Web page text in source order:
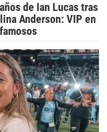
de Ian Lucas tras
Anderson: VIP en